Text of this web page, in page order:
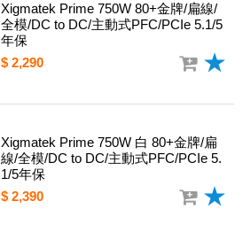
Xigmatek Prime 750W 80+金牌/扁線/
全模/DC to DC/主動式PFC/PCIe 5.1/5
年保
$ 2,290
Xigmatek Prime 750W 白 80+金牌/扁
線/全模/DC to DC/主動式PFC/PCIe 5.
1/5年保
$ 2,390